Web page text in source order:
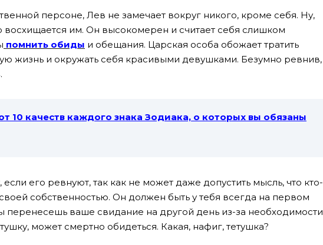
персоне, Лев не замечает вокруг никого, кроме себя. Ну,
восхищается им. Он высокомерен и считает себя слишком
помнить обиды и обещания. Царская особа обожает тратить
жизнь и окружать себя красивыми девушками. Безумно ревнив,
10 качеств каждого знака Зодиака, о которых вы обязаны
его ревнуют, так как не может даже допустить мысль, что кто-
собственностью. Он должен быть у тебя всегда на первом
перенесешь ваше свидание на другой день из-за необходимости
может смертно обидеться. Какая, нафиг, тетушка?